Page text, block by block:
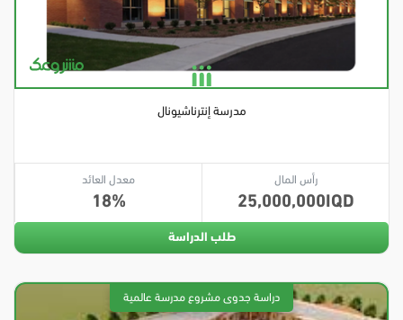
مدرسة إنترناشيونال
رأس المال
25,000,000
معدل العائد
18
طلب الدراسة